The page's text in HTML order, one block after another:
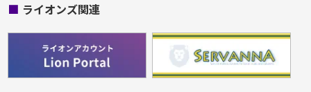
■ ライオンズ関連